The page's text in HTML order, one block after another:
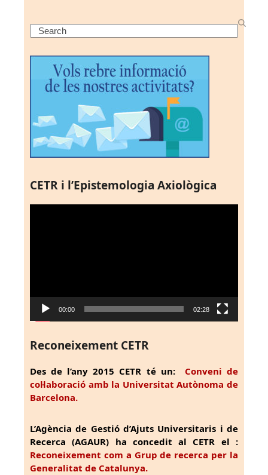
Search
CETR i l’Epistemologia Axiològica
00:00 02:28
Reconeixement CETR
Des de l’any 2015 CETR té un: Conveni de
col·laboració amb la Universitat Autònoma de
Barcelona.
L’Agència de Gestió d’Ajuts Universitaris i de
Recerca (AGAUR) ha concedit al CETR el :
Reconeixement com a Grup de recerca per la
Generalitat de Catalunya.